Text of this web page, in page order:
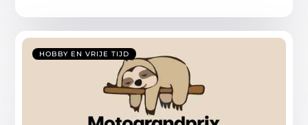
HOBBY EN VRIJE TIJD